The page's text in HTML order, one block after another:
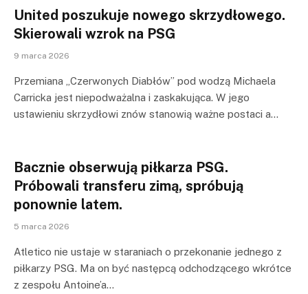
United poszukuje nowego skrzydłowego.
Skierowali wzrok na PSG
9 marca 2026
Przemiana „Czerwonych Diabłów” pod wodzą Michaela
Carricka jest niepodważalna i zaskakująca. W jego
ustawieniu skrzydłowi znów stanowią ważne postaci a…
Bacznie obserwują piłkarza PSG.
Próbowali transferu zimą, spróbują
ponownie latem.
5 marca 2026
Atletico nie ustaje w staraniach o przekonanie jednego z
piłkarzy PSG. Ma on być następcą odchodzącego wkrótce
z zespołu Antoine’a…